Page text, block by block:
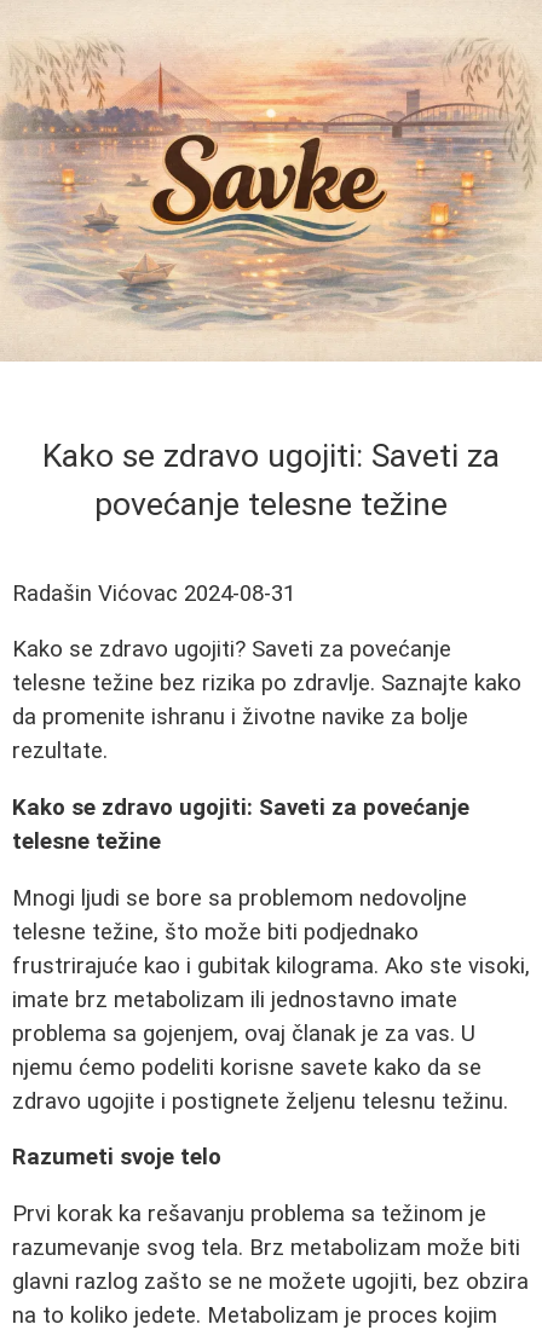
Kako se zdravo ugojiti: Saveti za
povećanje telesne težine
Radašin Vićovac 2024-08-31
Kako se zdravo ugojiti? Saveti za povećanje
telesne težine bez rizika po zdravlje. Saznajte kako
da promenite ishranu i životne navike za bolje
rezultate.
Kako se zdravo ugojiti: Saveti za povećanje
telesne težine
Mnogi ljudi se bore sa problemom nedovoljne
telesne težine, što može biti podjednako
frustrirajuće kao i gubitak kilograma. Ako ste visoki,
imate brz metabolizam ili jednostavno imate
problema sa gojenjem, ovaj članak je za vas. U
njemu ćemo podeliti korisne savete kako da se
zdravo ugojite i postignete željenu telesnu težinu.
Razumeti svoje telo
Prvi korak ka rešavanju problema sa težinom je
razumevanje svog tela. Brz metabolizam može biti
glavni razlog zašto se ne možete ugojiti, bez obzira
na to koliko jedete. Metabolizam je proces kojim